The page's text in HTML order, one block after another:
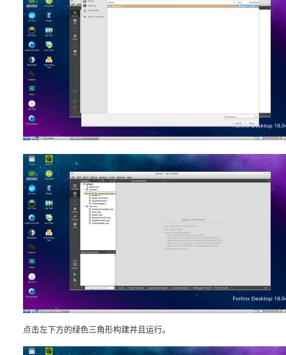
点击左下方的绿色三角形构建并且运行。